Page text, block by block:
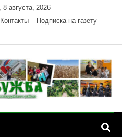
8 августа, 2026
Контакты Подписка на газету
— газета
Республики Адыгея